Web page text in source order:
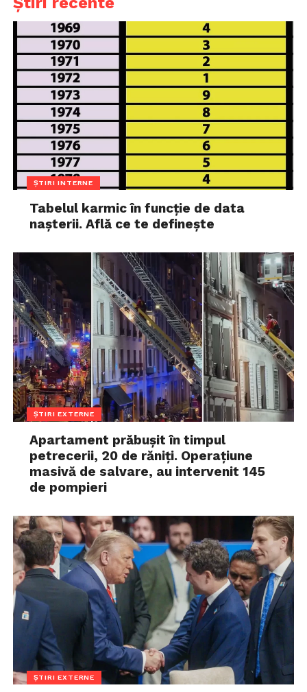
ȘTIRI INTERNE
Tabelul karmic în funcție de data
nașterii. Află ce te definește
ȘTIRI EXTERNE
Apartament prăbușit în timpul
petrecerii, 20 de răniți. Operațiune
masivă de salvare, au intervenit 145
de pompieri
ȘTIRI EXTERNE